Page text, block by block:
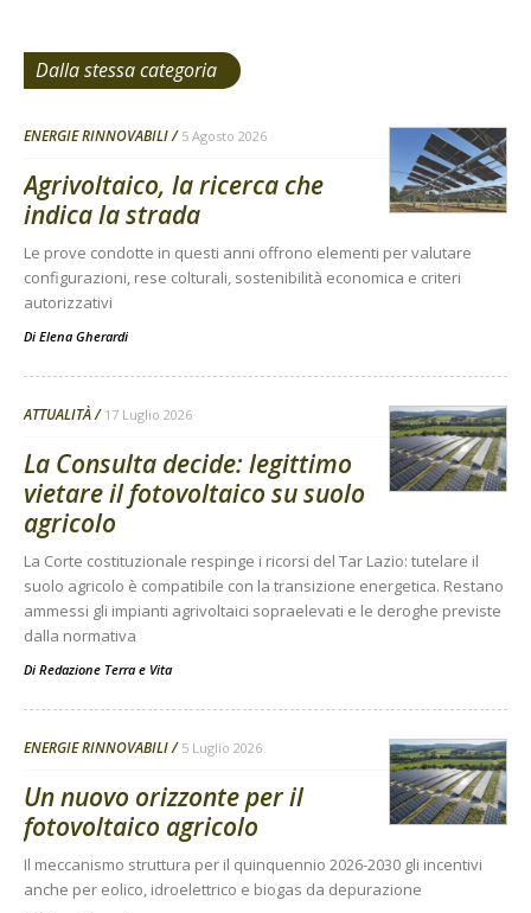
Dalla stessa categoria
ENERGIE RINNOVABILI 5 Agosto 2026
Agrivoltaico, la ricerca che
indica la strada
Le prove condotte in questi anni offrono elementi per valutare
configurazioni, rese colturali, sostenibilità economica e criteri
autorizzativi
Di Elena Gherardi
ATTUALITÀ 17 Luglio 2026
La Consulta decide: legittimo
vietare il fotovoltaico su suolo
agricolo
La Corte costituzionale respinge i ricorsi del Tar Lazio: tutelare il
suolo agricolo è compatibile con la transizione energetica. Restano
ammessi gli impianti agrivoltaici sopraelevati e le deroghe previste
dalla normativa
Di Redazione Terra e Vita
ENERGIE RINNOVABILI 5 Luglio 2026
Un nuovo orizzonte per il
fotovoltaico agricolo
Il meccanismo struttura per il quinquennio 2026-2030 gli incentivi
anche per eolico, idroelettrico e biogas da depurazione